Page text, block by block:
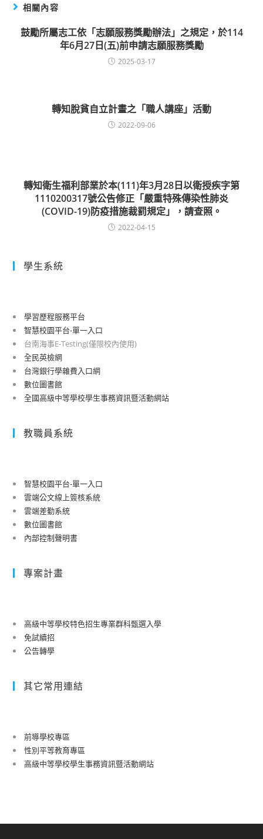
相關內容
鼓勵所屬志工依「志願服務獎勵辦法」之規定，於114
年6月27日(五)前申請志願服務獎勵
2025-03-17
轉知脫貧自立計畫之「職人講座」活動
2022-09-06
轉知衛生福利部業於本(111)年3月28日以衛授疾字第
1110200317號公告修正「嚴重特殊傳染性肺炎
(COVID-19)防疫措施裁罰規定」，請查照。
2022-04-15
學生系統
學習歷程服務平台
智慧校園平台-單一入口
台南海事E-Testing(僅限校內使用)
全民英檢網
台灣銀行學雜費入口網
數位圖書館
全國高級中等學校學生事務資訊暨活動網站
教職員系統
智慧校園平台-單一入口
雲端公文線上簽核系統
雲端差勤系統
數位圖書館
內部控制聲明書
專案計畫
高級中等學校特色招生專業群科甄選入學
免試續招
公告轉學
其它常用連結
前導學校專區
性別平等教育專區
高級中等學校學生事務資訊暨活動網站